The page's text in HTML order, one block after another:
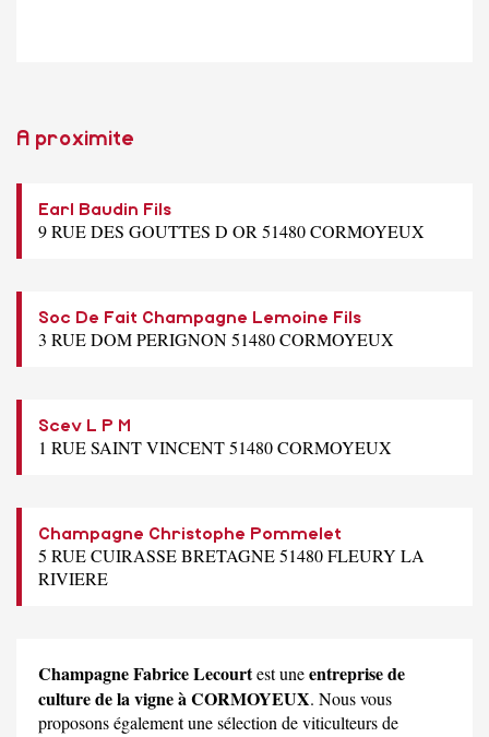
A proximite
Earl Baudin Fils
9 RUE DES GOUTTES D OR 51480 CORMOYEUX
Soc De Fait Champagne Lemoine Fils
3 RUE DOM PERIGNON 51480 CORMOYEUX
Scev L P M
1 RUE SAINT VINCENT 51480 CORMOYEUX
Champagne Christophe Pommelet
5 RUE CUIRASSE BRETAGNE 51480 FLEURY LA
RIVIERE
Champagne Fabrice Lecourtest uneentreprise de
culture de la vigne à CORMOYEUX. Nous vous
proposons également une sélection de viticulteurs de